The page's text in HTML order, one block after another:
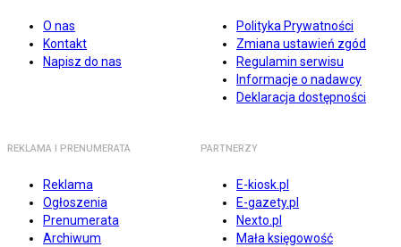
O nas
Kontakt
Napisz do nas
Polityka Prywatności
Zmiana ustawień zgód
Regulamin serwisu
Informacje o nadawcy
Deklaracja dostępności
REKLAMA I PRENUMERATA
Reklama
Ogłoszenia
Prenumerata
Archiwum
PARTNERZY
E-kiosk.pl
E-gazety.pl
Nexto.pl
Mała księgowość